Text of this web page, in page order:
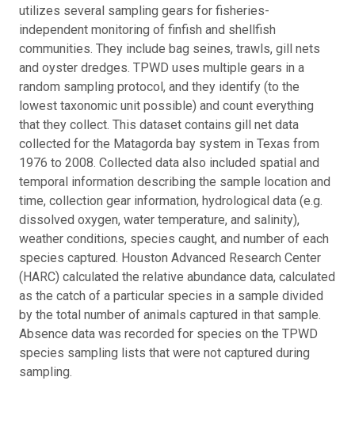
utilizes several sampling gears for fisheries-
independent monitoring of finfish and shellfish
communities. They include bag seines, trawls, gill nets
and oyster dredges. TPWD uses multiple gears in a
random sampling protocol, and they identify (to the
lowest taxonomic unit possible) and count everything
that they collect. This dataset contains gill net data
collected for the Matagorda bay system in Texas from
1976 to 2008. Collected data also included spatial and
temporal information describing the sample location and
time, collection gear information, hydrological data (e.g.
dissolved oxygen, water temperature, and salinity),
weather conditions, species caught, and number of each
species captured. Houston Advanced Research Center
(HARC) calculated the relative abundance data, calculated
as the catch of a particular species in a sample divided
by the total number of animals captured in that sample.
Absence data was recorded for species on the TPWD
species sampling lists that were not captured during
sampling.